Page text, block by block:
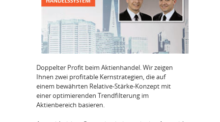
Doppelter Profit beim Aktienhandel. Wir zeigen
Ihnen zwei proﬁtable Kernstrategien, die auf
einem bewährten Relative-Stärke-Konzept mit
einer optimierenden Trendﬁlterung im
Aktienbereich basieren.